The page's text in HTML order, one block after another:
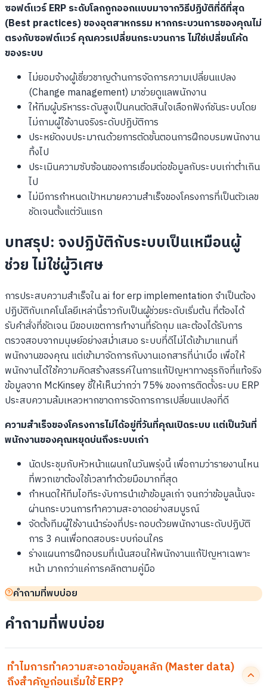
ซอฟต์แวร์ ERP ระดับโลกถูกออกแบบมาจากวิธีปฏิบัติที่ดีที่สุด
(Best practices) ของอุตสาหกรรม หากกระบวนการของคุณไม่
ตรงกับซอฟต์แวร์ คุณควรเปลี่ยนกระบวนการ ไม่ใช่เปลี่ยนโค้ด
ของระบบ
ไม่ยอมจ้างผู้เชี่ยวชาญด้านการจัดการความเปลี่ยนแปลง
(Change management) มาช่วยดูแลพนักงาน
ให้ทีมผู้บริหารระดับสูงเป็นคนตัดสินใจเลือกฟังก์ชันระบบโดย
ไม่ถามผู้ใช้งานจริงระดับปฏิบัติการ
ประหยัดงบประมาณด้วยการตัดขั้นตอนการฝึกอบรมพนักงาน
ทิ้งไป
ประเมินความซับซ้อนของการเชื่อมต่อข้อมูลกับระบบเก่าต่ำเกิน
ไป
ไม่มีการกำหนดเป้าหมายความสำเร็จของโครงการที่เป็นตัวเลข
ชัดเจนตั้งแต่วันแรก
บทสรุป: จงปฏิบัติกับระบบเป็นเหมือนผู้
ช่วย ไม่ใช่ผู้วิเศษ
การประสบความสำเร็จใน ai for erp implementation จำเป็นต้อง
ปฏิบัติกับเทคโนโลยีเหล่านี้ราวกับเป็นผู้ช่วยระดับเริ่มต้น ที่ต้องได้
รับคำสั่งที่ชัดเจน มีขอบเขตการทำงานที่รัดกุม และต้องได้รับการ
ตรวจสอบจากมนุษย์อย่างสม่ำเสมอ ระบบที่ดีไม่ได้เข้ามาแทนที่
พนักงานของคุณ แต่เข้ามาจัดการกับงานเอกสารที่น่าเบื่อ เพื่อให้
พนักงานได้ใช้ความคิดสร้างสรรค์ในการแก้ปัญหาทางธุรกิจที่แท้จริง
ข้อมูลจาก McKinsey ชี้ให้เห็นว่ากว่า 75% ของการติดตั้งระบบ ERP
ประสบความล้มเหลวหากขาดการจัดการการเปลี่ยนแปลงที่ดี
ความสำเร็จของโครงการไม่ได้อยู่ที่วันที่คุณเปิดระบบ แต่เป็นวันที่
พนักงานของคุณหยุดบ่นถึงระบบเก่า
นัดประชุมกับหัวหน้าแผนกในวันพรุ่งนี้ เพื่อถามว่ารายงานไหน
ที่พวกเขาต้องใช้เวลาทำด้วยมือมากที่สุด
กำหนดให้ทีมไอทีระงับการนำเข้าข้อมูลเก่า จนกว่าข้อมูลนั้นจะ
ผ่านกระบวนการทำความสะอาดอย่างสมบูรณ์
จัดตั้งทีมผู้ใช้งานนำร่องที่ประกอบด้วยพนักงานระดับปฏิบัติ
การ 3 คนเพื่อทดสอบระบบก่อนใคร
ร่างแผนการฝึกอบรมที่เน้นสอนให้พนักงานแก้ปัญหาเฉพาะ
หน้า มากกว่าแค่การคลิกตามคู่มือ
คำถามที่พบบ่อย
คำถามที่พบบ่อย
ทำไมการทำความสะอาดข้อมูลหลัก (Master data)
ถึงสำคัญก่อนเริ่มใช้ ERP?